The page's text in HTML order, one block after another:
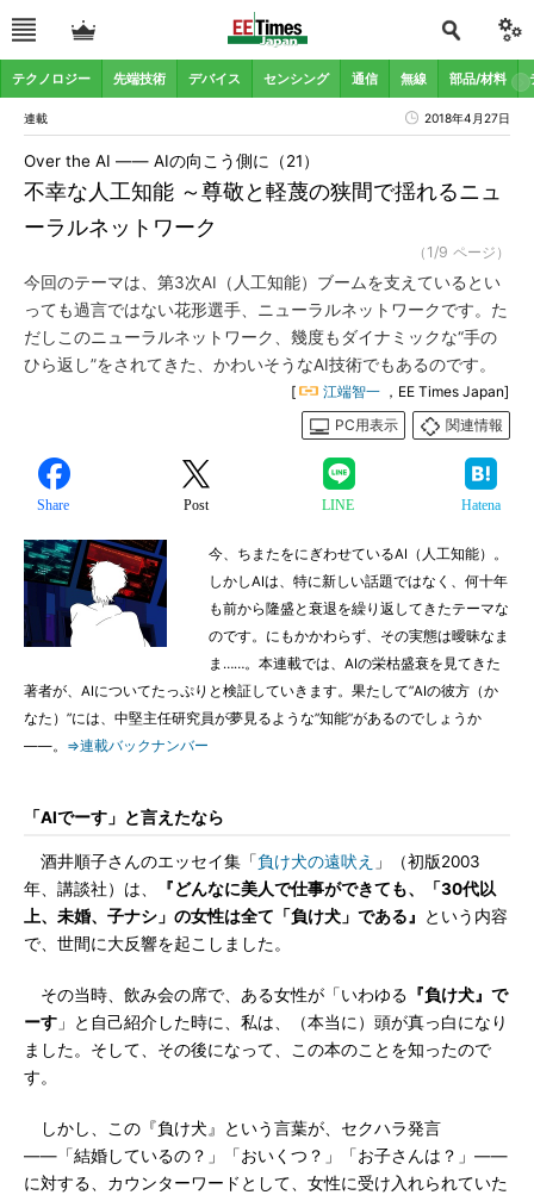
テクノロジー 先端技術 デバイス センシング 通信 無線 部品/材料
連載 2018年4月27日
不幸な人工知能 ～尊敬と軽蔑の狭間で揺れるニュ
ーラルネットワーク
Over the AI ―― AIの向こう側に（21）
（1/9 ページ）
今回のテーマは、第3次AI（人工知能）ブームを支えているとい
っても過言ではない花形選手、ニューラルネットワークです。た
だしこのニューラルネットワーク、幾度もダイナミックな“手の
ひら返し”をされてきた、かわいそうなAI技術でもあるのです。
[ 江端智一 ，EE Times Japan]
PC用表示
関連情報
Share Post LINE Hatena
今、ちまたをにぎわせているAI（人工知能）。
しかしAIは、特に新しい話題ではなく、何十年
も前から隆盛と衰退を繰り返してきたテーマな
のです。にもかかわらず、その実態は曖昧なま
ま……。本連載では、AIの栄枯盛衰を見てきた
著者が、AIについてたっぷりと検証していきます。果たして”AIの彼方（か
なた）”には、中堅主任研究員が夢見るような”知能”があるのでしょうか
――。 ⇒連載バックナンバー
「AIでーす」と言えたなら
酒井順子さんのエッセイ集「負け犬の遠吠え 」（初版2003
年、講談社）は、
『どんなに美人で仕事ができても、「30代以
上、未婚、子ナシ」の女性は全て「負け犬」である』
という内容
で、世間に大反響を起こしました。
その当時、飲み会の席で、ある女性が「いわゆる 『負け犬』で
ーす 」と自己紹介した時に、私は、（本当に）頭が真っ白になり
ました。そして、その後になって、この本のことを知ったので
す。
しかし、この『負け犬』という言葉が、セクハラ発言
――「結婚しているの？」「おいくつ？」「お子さんは？」――
に対する、カウンターワードとして、女性に受け入れられていた